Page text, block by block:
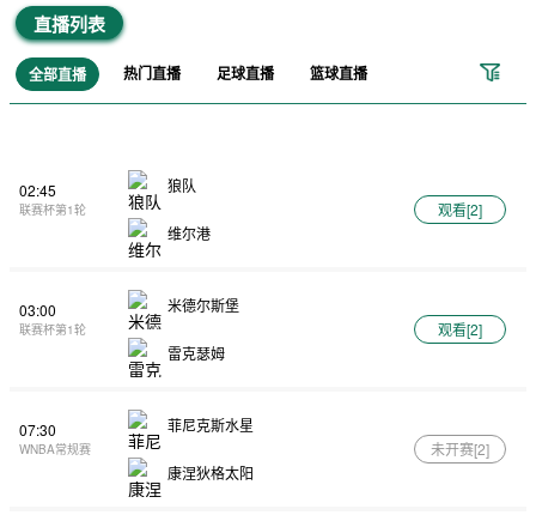
直播列表
全部直播 热门直播 足球直播 篮球直播
02:45
联赛杯第1轮
狼队
维尔港
观看[2]
03:00
联赛杯第1轮
米德尔斯堡
雷克瑟姆
观看[2]
07:30
WNBA常规赛
菲尼克斯水星
康涅狄格太阳
未开赛[2]